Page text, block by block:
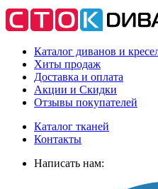
Каталог диванов и
Хиты продаж
Доставка и оплата
Акции и Скидки
Отзывы покупателей
Каталог тканей
Контакты
Написать нам: